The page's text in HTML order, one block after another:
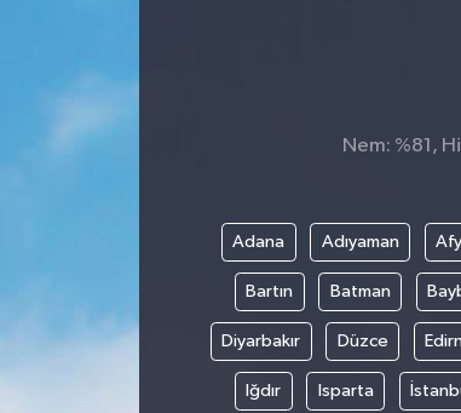
Nem: %81,
Adana Adıyaman
Bartın Batman
Diyarbakır Düzce
Iğdır Isparta